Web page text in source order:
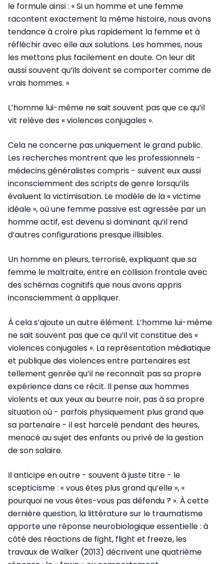
le formule ainsi : « Si un homme et une femme
racontent exactement la même histoire, nous avons
tendance à croire plus rapidement la femme et à
réfléchir avec elle aux solutions. Les hommes, nous
les mettons plus facilement en doute. On leur dit
aussi souvent qu’ils doivent se comporter comme de
vrais hommes. »
L’homme lui-même ne sait souvent pas que ce qu’il
vit relève des « violences conjugales ».
Cela ne concerne pas uniquement le grand public.
Les recherches montrent que les professionnels -
médecins généralistes compris - suivent eux aussi
inconsciemment des scripts de genre lorsqu’ils
évaluent la victimisation. Le modèle de la « victime
idéale », où une femme passive est agressée par un
homme actif, est devenu si dominant qu’il rend
d’autres configurations presque illisibles.
Un homme en pleurs, terrorisé, expliquant que sa
femme le maltraite, entre en collision frontale avec
des schémas cognitifs que nous avons appris
inconsciemment à appliquer.
À cela s’ajoute un autre élément. L’homme lui-même
ne sait souvent pas que ce qu’il vit constitue des «
violences conjugales ». La représentation médiatique
et publique des violences entre partenaires est
tellement genrée qu’il ne reconnaît pas sa propre
expérience dans ce récit. Il pense aux hommes
violents et aux yeux au beurre noir, pas à sa propre
situation où - parfois physiquement plus grand que
sa partenaire - il est harcelé pendant des heures,
menacé au sujet des enfants ou privé de la gestion
de son salaire.
Il anticipe en outre - souvent à juste titre - le
scepticisme : « vous êtes plus grand qu’elle », «
pourquoi ne vous êtes-vous pas défendu ? ». À cette
dernière question, la littérature sur le traumatisme
apporte une réponse neurobiologique essentielle : à
côté des réactions de fight, flight et freeze, les
travaux de Walker (2013) décrivent une quatrième